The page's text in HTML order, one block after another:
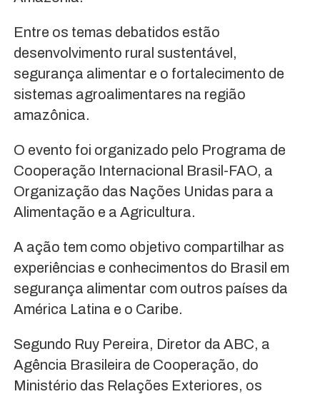
Entre os temas debatidos estão
desenvolvimento rural sustentável,
segurança alimentar e o fortalecimento de
sistemas agroalimentares na região
amazônica.
O evento foi organizado pelo Programa de
Cooperação Internacional Brasil-FAO, a
Organização das Nações Unidas para a
Alimentação e a Agricultura.
A ação tem como objetivo compartilhar as
experiências e conhecimentos do Brasil em
segurança alimentar com outros países da
América Latina e o Caribe.
Segundo Ruy Pereira, Diretor da ABC, a
Agência Brasileira de Cooperação, do
Ministério das Relações Exteriores, os